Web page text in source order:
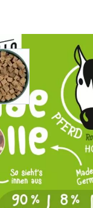
View larger image
Pferd mit Roter
schmackhaft und
auch gerne
sehr gut für